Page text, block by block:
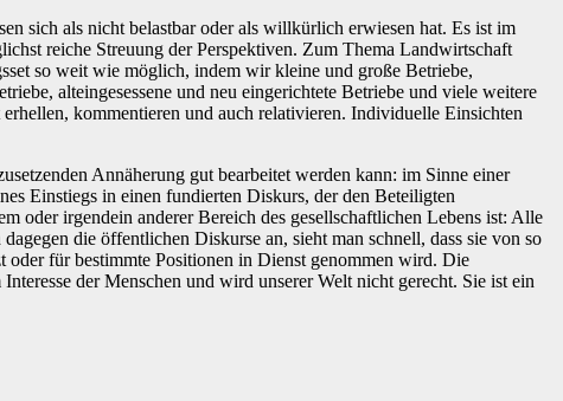
sich als nicht belastbar oder als willkürlich erwiesen hat. Es ist im
reiche Streuung der Perspektiven. Zum Thema Landwirtschaft
so weit wie möglich, indem wir kleine und große Betriebe,
alteingesessene und neu eingerichtete Betriebe und viele weitere
kommentieren und auch relativieren. Individuelle Einsichten
Annäherung gut bearbeitet werden kann: im Sinne einer
Einstiegs in einen fundierten Diskurs, der den Beteiligten
oder irgendein anderer Bereich des gesellschaftlichen Lebens ist: Alle
die öffentlichen Diskurse an, sieht man schnell, dass sie von so
oder für bestimmte Positionen in Dienst genommen wird. Die
der Menschen und wird unserer Welt nicht gerecht. Sie ist ein